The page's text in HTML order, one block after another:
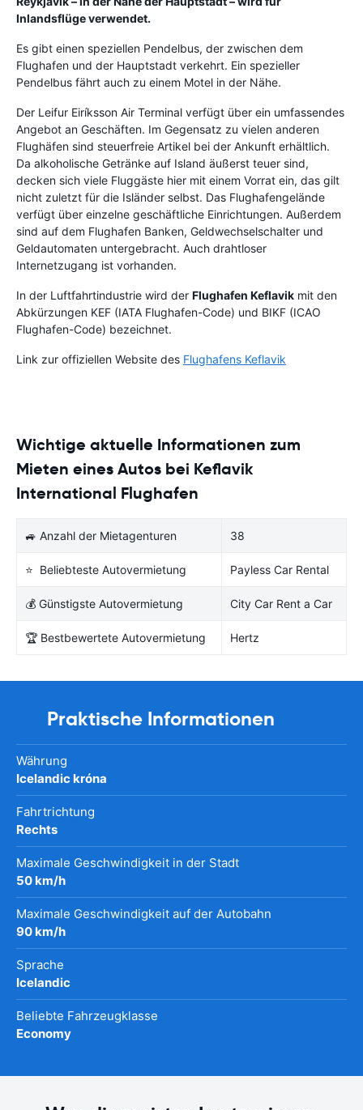
Inlandsflüge verwendet.
Es gibt einen speziellen Pendelbus, der zwischen dem
Flughafen und der Hauptstadt verkehrt. Ein spezieller
Pendelbus fährt auch zu einem Motel in der Nähe.
Der Leifur Eiríksson Air Terminal verfügt über ein umfassendes
Angebot an Geschäften. Im Gegensatz zu vielen anderen
Flughäfen sind steuerfreie Artikel bei der Ankunft erhältlich.
Da alkoholische Getränke auf Island äußerst teuer sind,
decken sich viele Fluggäste hier mit einem Vorrat ein, das gilt
nicht zuletzt für die Isländer selbst. Das Flughafengelände
verfügt über einzelne geschäftliche Einrichtungen. Außerdem
sind auf dem Flughafen Banken, Geldwechselschalter und
Geldautomaten untergebracht. Auch drahtloser
Internetzugang ist vorhanden.
In der Luftfahrtindustrie wird der Flughafen Keflavik mit den
Abkürzungen KEF (IATA Flughafen-Code) und BIKF (ICAO
Flughafen-Code) bezeichnet.
Link zur offiziellen Website des Flughafens Keflavik
Wichtige aktuelle Informationen zum
Mieten eines Autos bei Keflavik
International Flughafen
🚙 Anzahl der Mietagenturen 38
⭐ Beliebteste Autovermietung Payless Car Rental
💰 Günstigste Autovermietung City Car Rent a Car
🏆 Bestbewertete Autovermietung Hertz
Praktische Informationen
Währung
Icelandic króna
Fahrtrichtung
Rechts
Maximale Geschwindigkeit in der Stadt
50 km/h
Maximale Geschwindigkeit auf der Autobahn
90 km/h
Sprache
Icelandic
Beliebte Fahrzeugklasse
Economy